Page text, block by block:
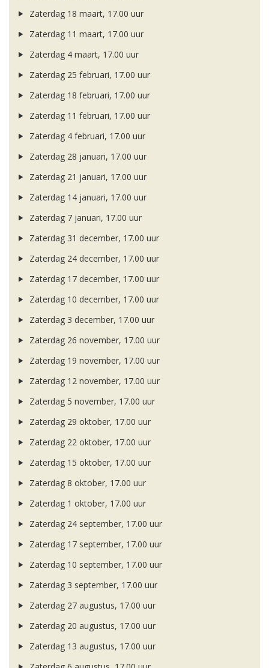
Zaterdag 18 maart, 17.00 uur
Zaterdag 11 maart, 17.00 uur
Zaterdag 4 maart, 17.00 uur
Zaterdag 25 februari, 17.00 uur
Zaterdag 18 februari, 17.00 uur
Zaterdag 11 februari, 17.00 uur
Zaterdag 4 februari, 17.00 uur
Zaterdag 28 januari, 17.00 uur
Zaterdag 21 januari, 17.00 uur
Zaterdag 14 januari, 17.00 uur
Zaterdag 7 januari, 17.00 uur
Zaterdag 31 december, 17.00 uur
Zaterdag 24 december, 17.00 uur
Zaterdag 17 december, 17.00 uur
Zaterdag 10 december, 17.00 uur
Zaterdag 3 december, 17.00 uur
Zaterdag 26 november, 17.00 uur
Zaterdag 19 november, 17.00 uur
Zaterdag 12 november, 17.00 uur
Zaterdag 5 november, 17.00 uur
Zaterdag 29 oktober, 17.00 uur
Zaterdag 22 oktober, 17.00 uur
Zaterdag 15 oktober, 17.00 uur
Zaterdag 8 oktober, 17.00 uur
Zaterdag 1 oktober, 17.00 uur
Zaterdag 24 september, 17.00 uur
Zaterdag 17 september, 17.00 uur
Zaterdag 10 september, 17.00 uur
Zaterdag 3 september, 17.00 uur
Zaterdag 27 augustus, 17.00 uur
Zaterdag 20 augustus, 17.00 uur
Zaterdag 13 augustus, 17.00 uur